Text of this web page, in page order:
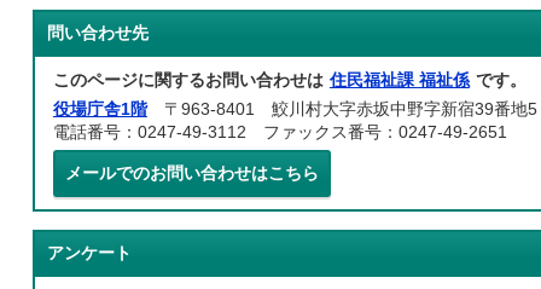
問い合わせ先
このページに関するお問い合わせは 住民福祉課 福祉係 です。
役場庁舎1階〒963-8401 鮫川村大字赤坂中野字新宿39番地5
電話番号：0247-49-3112 ファックス番号：0247-49-2651
メールでのお問い合わせはこちら
アンケート